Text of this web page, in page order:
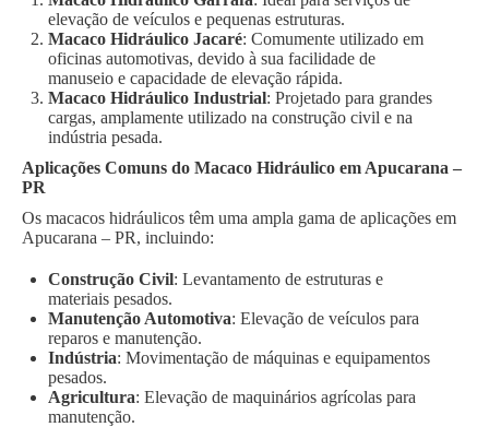
elevação de veículos e pequenas estruturas.
Macaco Hidráulico Jacaré: Comumente utilizado em
oficinas automotivas, devido à sua facilidade de
manuseio e capacidade de elevação rápida.
Macaco Hidráulico Industrial: Projetado para grandes
cargas, amplamente utilizado na construção civil e na
indústria pesada.
Aplicações Comuns do Macaco Hidráulico em Apucarana –
PR
Os macacos hidráulicos têm uma ampla gama de aplicações em
Apucarana – PR, incluindo:
Construção Civil: Levantamento de estruturas e
materiais pesados.
Manutenção Automotiva: Elevação de veículos para
reparos e manutenção.
Indústria: Movimentação de máquinas e equipamentos
pesados.
Agricultura: Elevação de maquinários agrícolas para
manutenção.